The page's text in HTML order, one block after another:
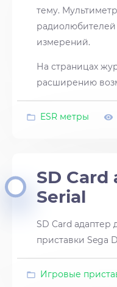
тему.
измерений.
На страницах
расширению
ESR метры
SD
Serial
SD Card адаптер
приставки Sega
Игровые